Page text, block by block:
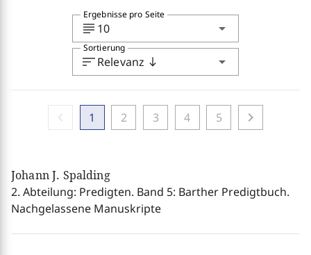
subject 10 arrow_drop_down
Ergebnisse pro Seite
sortRelevanz south arrow_drop_down
Sortierung
1 2 3 4 5 chevron_right
Johann J. Spalding
2. Abteilung: Predigten. Band 5: Barther Predigtbuch.
Nachgelassene Manuskripte